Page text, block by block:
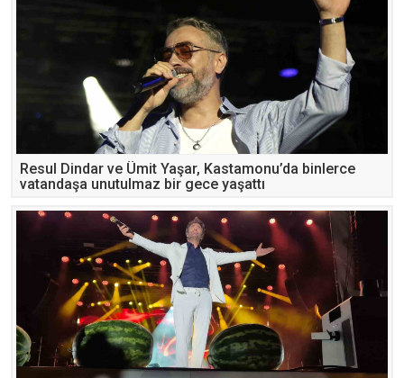
Resul Dindar ve Ümit Yaşar, Kastamonu’da binlerce
vatandaşa unutulmaz bir gece yaşattı